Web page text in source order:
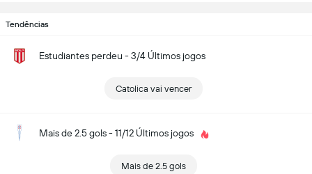
Tendências
Estudiantes perdeu - 3/4 Últimos jogos
Catolica vai vencer
Mais de 2.5 gols - 11/12 Últimos jogos
Mais de 2.5 gols